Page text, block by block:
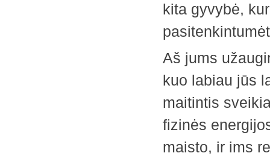
kita gyvybė,
Aš jums
kuo labiau jūs
maitintis
fizinės
maisto, ir ims